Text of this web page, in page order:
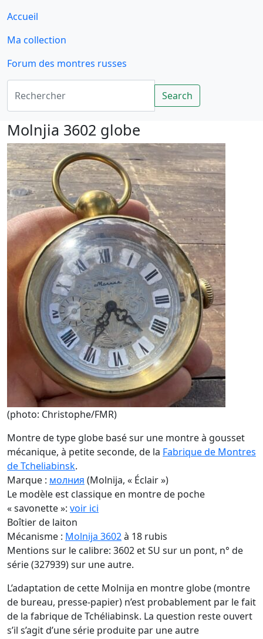
Accueil
Ma collection
Forum des montres russes
Rechercher
Search
Molnjia 3602 globe
(photo: Christophe/FMR)
Montre de type globe basé sur une montre à gousset
mécanique, à petite seconde, de la Fabrique de Montres
de Tcheliabinsk.
Marque : молния (Molnija, « Éclair »)
Le modèle est classique en montre de poche
« savonette »: voir ici
Boîtier de laiton
Mécanisme : Molnija 3602à 18 rubis
Mentions sur le calibre: 3602 et SU sur un pont, n° de
série (327939) sur une autre.
L’adaptation de cette Molnija en montre globe (montre
de bureau, presse-papier) n’est probablement par le fait
de la fabrique de Tchéliabinsk. La question reste ouvert
s’il s’agit d’une série produite par une autre